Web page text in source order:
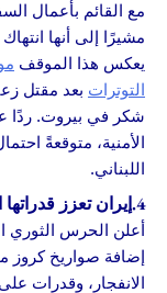
مع القائم بأعمال
مشيرًا إلى أنها
يعكس هذا الموقف
التوترات بعد مقتل
شكر في بيروت. ردًا
الأمنية، متوقعةً
اللبناني.
4.إيران تعزز قدراتها البحرية والحرب الإلكترونية
أعلن الحرس الثوري
إضافة صواريخ كروز
الانفجار، وقدرات